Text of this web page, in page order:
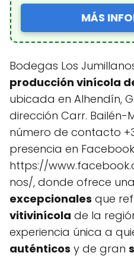
MÁS
Bodegas Los
producción vinícola
ubicada en Alhendín,
dirección Carr. Bailén-
número de contacto
presencia en
https://
nos/, donde ofrece
excepcionales que
vitivinícola de la
experiencia única a
auténticos y de gran